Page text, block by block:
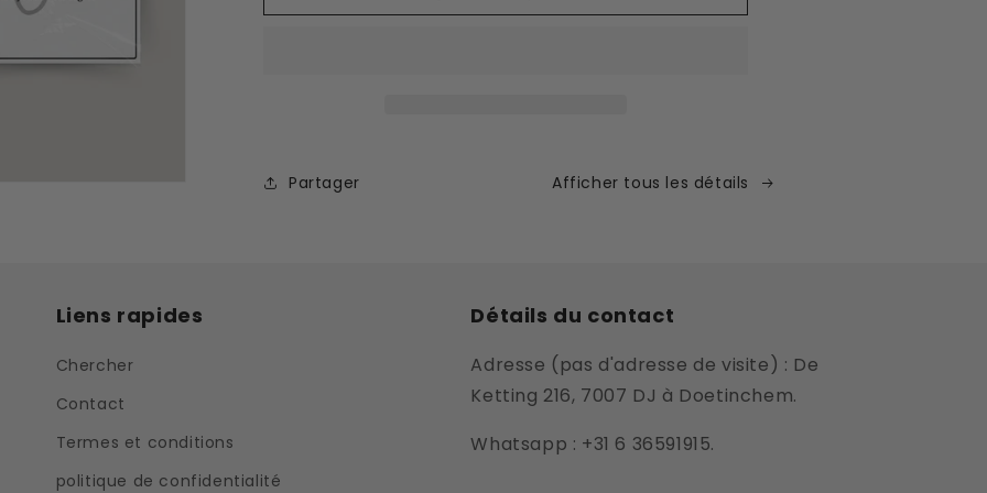
Satisfait
Satisfait
Partager Afficher tous les détails
Liens rapides
Chercher
Contact
Termes et conditions
politique de confidentialité
Détails du contact
Adresse (pas d'adresse de visite) : De
Ketting 216, 7007 DJ à Doetinchem.
Whatsapp : +31 6 36591915.